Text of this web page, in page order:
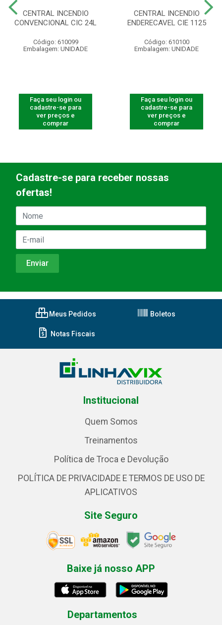
CENTRAL INCENDIO
CONVENCIONAL CIC 24L
Código: 610099
Embalagem: UNIDADE
Faça seu login ou
cadastre-se para
ver preços e
comprar
CENTRAL INCENDIO
ENDERECAVEL CIE 1125
Código: 610100
Embalagem: UNIDADE
Faça seu login ou
cadastre-se para
ver preços e
comprar
Cadastre-se para receber nossas
ofertas!
Meus Pedidos Boletos
Notas Fiscais
Institucional
Quem Somos
Treinamentos
Política de Troca e Devolução
POLÍTICA DE PRIVACIDADE E TERMOS DE USO DE
APLICATIVOS
Site Seguro
Baixe já nosso APP
Departamentos